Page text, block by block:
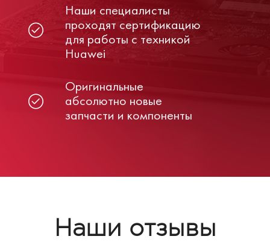
Наши специалисты
проходят сертификацию
для работы с техникой
Huawei
Оригинальные
абсолютно новые
запчасти и компоненты
Наши отзывы